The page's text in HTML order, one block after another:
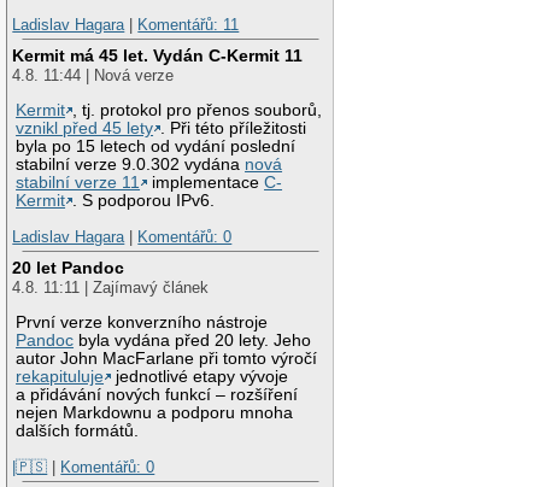
Ladislav Hagara | Komentářů: 11
Kermit má 45 let. Vydán C-Kermit 11
4.8. 11:44 | Nová verze
Kermit , tj. protokol pro přenos souborů,
vznikl před 45 lety . Při této příležitosti
byla po 15 letech od vydání poslední
stabilní verze 9.0.302 vydána nová
stabilní verze 11
implementaceC-
Kermit . S podporou IPv6.
Ladislav Hagara | Komentářů: 0
20 let Pandoc
4.8. 11:11 | Zajímavý článek
První verze konverzního nástroje
Pandoc byla vydána před 20 lety. Jeho
autor John MacFarlane při tomto výročí
rekapituluje
jednotlivé etapy vývoje
a přidávání nových funkcí – rozšíření
nejen Markdownu a podporu mnoha
dalších formátů.
|🇵🇸 | Komentářů: 0